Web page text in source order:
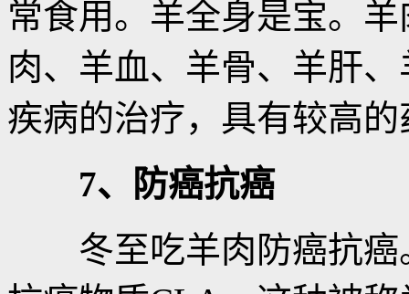
常食用。羊全身是宝。
肉、羊血、羊骨、羊肝
疾病的治疗，具有较高
7、防癌抗癌
冬至吃羊肉防癌抗癌